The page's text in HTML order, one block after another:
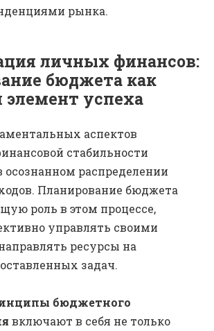
рынка.
личных финансов:
бюджета как
успеха
аспектов
стабильности
осознанном распределении
Планирование бюджета
роль в этом процессе,
управлять своими
ресурсы на
задач.
бюджетного
включают в себя не только